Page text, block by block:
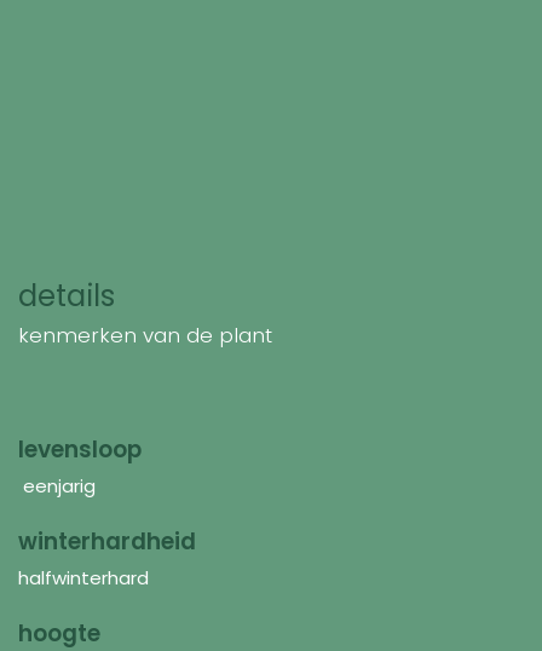
details
kenmerken van de plant
levensloop
eenjarig
winterhardheid
halfwinterhard
hoogte